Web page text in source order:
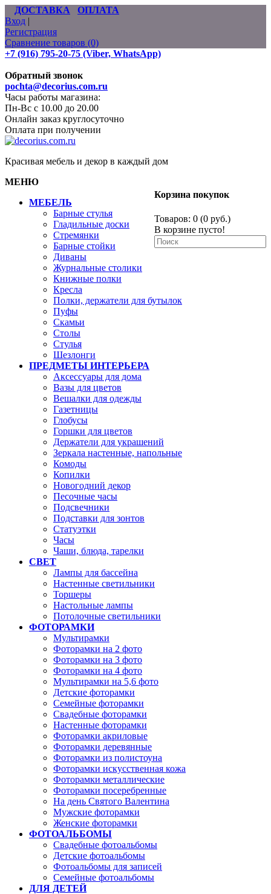
ДОСТАВКА
ОПЛАТА
Вход |
Регистрация
Сравнение товаров (0)
+7 (916) 795-20-75 (Viber, WhatsApp)
Обратный звонок
pochta@decorius.com.ru
Часы работы магазина:
Пн-Вс с 10.00 до 20.00
Онлайн заказ круглосуточно
Оплата при получении
Красивая мебель и декор в каждый дом
Корзина покупок
Товаров: 0 (0 руб.)
В корзине пусто!
МЕНЮ
МЕБЕЛЬ
Барные стулья
Гладильные доски
Стремянки
Барные стойки
Диваны
Журнальные столики
Книжные полки
Кресла
Полки, держатели для бутылок
Пуфы
Скамьи
Столы
Стулья
Шезлонги
ПРЕДМЕТЫ ИНТЕРЬЕРА
Аксессуары для дома
Вазы для цветов
Вешалки для одежды
Газетницы
Глобусы
Горшки для цветов
Держатели для украшений
Зеркала настенные, напольные
Комоды
Копилки
Новогодний декор
Песочные часы
Подсвечники
Подставки для зонтов
Статуэтки
Часы
Чаши, блюда, тарелки
СВЕТ
Лампы для бассейна
Настенные светильники
Торшеры
Настольные лампы
Потолочные светильники
ФОТОРАМКИ
Мультирамки
Фоторамки на 2 фото
Фоторамки на 3 фото
Фоторамки на 4 фото
Мультирамки на 5,6 фото
Детские фоторамки
Семейные фоторамки
Свадебные фоторамки
Настенные фоторамки
Фоторамки акриловые
Фоторамки деревянные
Фоторамки из полистоуна
Фоторамки искусственная кожа
Фоторамки металлические
Фоторамки посеребренные
На день Святого Валентина
Мужские фоторамки
Женские фоторамки
ФОТОАЛЬБОМЫ
Свадебные фотоальбомы
Детские фотоальбомы
Фотоальбомы для записей
Семейные фотоальбомы
ДЛЯ ДЕТЕЙ